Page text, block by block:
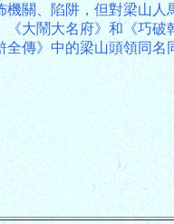
關、陷阱，但對梁山
大鬧大名府》和《巧
傳》中的梁山頭領同